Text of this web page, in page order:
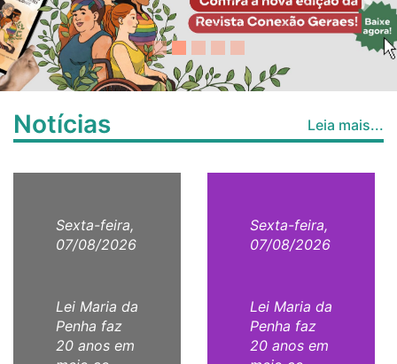
Anterior
Notícias Leia mais...
Sexta-feira,
07/08/2026
Lei Maria da
Penha faz
20 anos em
Sexta-feira,
07/08/2026
Lei Maria da
Penha faz
20 anos em